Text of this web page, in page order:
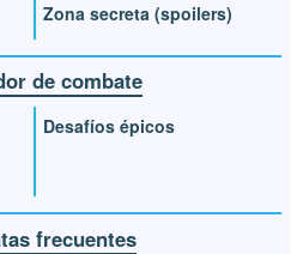
Zona secreta (spoilers)
de combate
Desafíos épicos
frecuentes